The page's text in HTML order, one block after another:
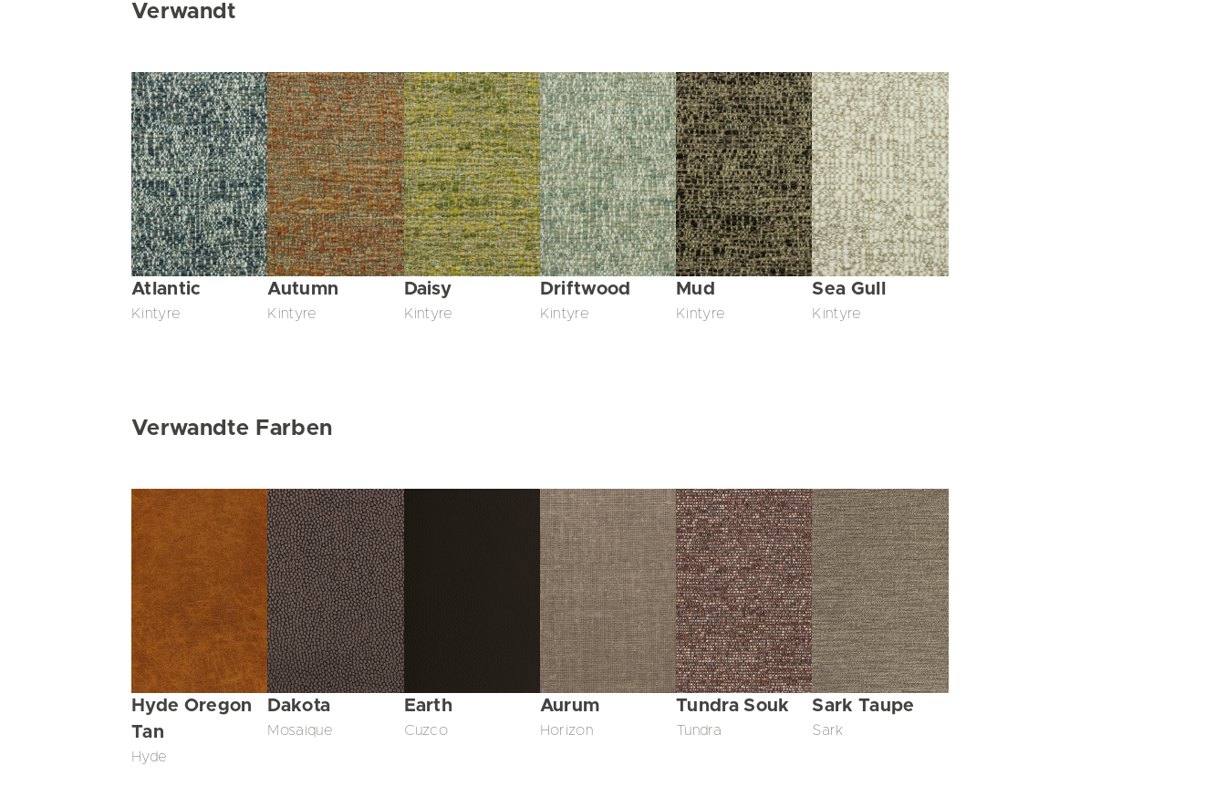
Verwandt
Atlantic
Kintyre
Autumn
Kintyre
Daisy
Kintyre
Driftwood
Kintyre
Mud
Kintyre
Sea Gull
Kintyre
Verwandte Farben
Hyde Oregon
Tan
Hyde
Dakota
Mosaique
Earth
Cuzco
Aurum
Horizon
Tundra Souk
Tundra
Sark Taupe
Sark